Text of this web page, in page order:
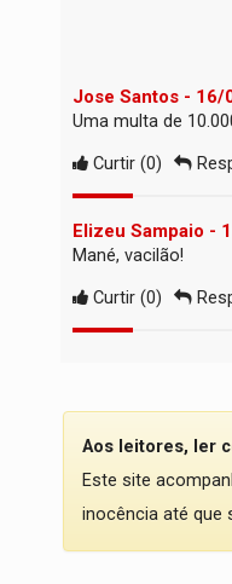
Jose Santos - 16/
Uma multa de
Curtir (0)
Elizeu Sampaio -
Mané, vacilão!
Curtir (0)
Aos leitores, ler
Este site
inocência até que